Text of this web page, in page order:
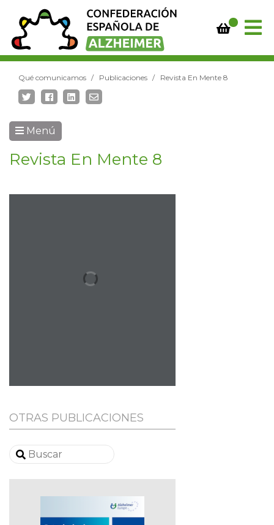
Qué comunicamos Publicaciones Revista En Mente 8
Menú
Revista En Mente 8
OTRAS PUBLICACIONES